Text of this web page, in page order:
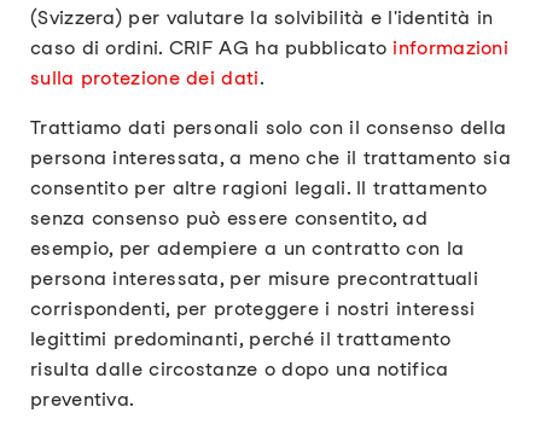
(Svizzera) per valutare la solvibilità e l'identità in
caso di ordini. CRIF AG ha pubblicato informazioni
sulla protezione dei dati.
Trattiamo dati personali solo con il consenso della
persona interessata, a meno che il trattamento sia
consentito per altre ragioni legali. Il trattamento
senza consenso può essere consentito, ad
esempio, per adempiere a un contratto con la
persona interessata, per misure precontrattuali
corrispondenti, per proteggere i nostri interessi
legittimi predominanti, perché il trattamento
risulta dalle circostanze o dopo una notifica
preventiva.